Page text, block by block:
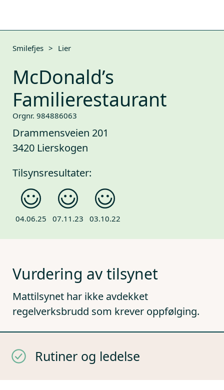
Smilefjes > Lier
McDonald’s
Familierestaurant
Orgnr. 984886063
Drammensveien 201
3420 Lierskogen
Tilsynsresultater:
04.06.25 07.11.23 03.10.22
Vurdering av tilsynet
Mattilsynet har ikke avdekket
regelverksbrudd som krever oppfølging.
Rutiner og ledelse